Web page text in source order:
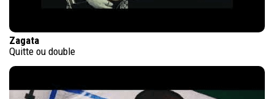
Zagata
Quitte ou double